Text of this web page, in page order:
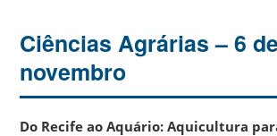
Ciências Agrárias – 6 de
novembro
Do Recife ao Aquário: Aquicultura